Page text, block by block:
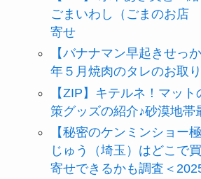
ごまいわし（ごまのお店
寄せ
【バナナマン早起きせっ
年５月焼肉のタレのお取
【ZIP】キテルネ！マッ
策グッズの紹介♪砂漠地帯
【秘密のケンミンショ
じゅう（埼玉）はどこで
寄せできるかも調査＜